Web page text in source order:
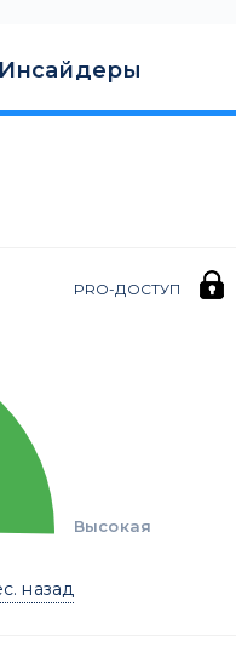
Инсайдеры
PRO-ДОСТУП
Высокая
назад